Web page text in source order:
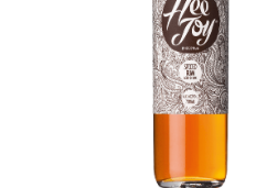
€48,00